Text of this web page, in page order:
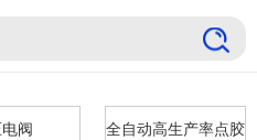
阀 全自动高生产率点胶